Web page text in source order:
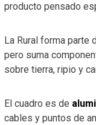
producto pensado
La Rural forma parte
pero suma
sobre tierra, ripio y
El cuadro es de
cables y puntos de